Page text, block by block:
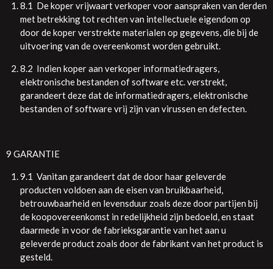
8.1 De koper vrijwaart verkoper voor aanspraken van derden
met betrekking tot rechten van intellectuele eigendom op
door de koper verstrekte materialen op gegevens, die bij de
uitvoering van de overeenkomst worden gebruikt.
8.2 Indien koper aan verkoper informatiedragers,
elektronische bestanden of software etc. verstrekt,
garandeert deze dat de informatiedragers, elektronische
bestanden of software vrij zijn van virussen en defecten.
9 GARANTIE
9.1 Vanitan garandeert dat de door haar geleverde
producten voldoen aan de eisen van bruikbaarheid,
betrouwbaarheid en levensduur zoals deze door partijen bij
de koopovereenkomst in redelijkheid zijn bedoeld, en staat
daarmede in voor de fabrieksgarantie van het aan u
geleverde product zoals door de fabrikant van het product is
gesteld.